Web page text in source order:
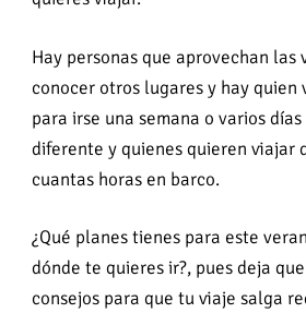
Hay personas que aprovechan las
conocer otros lugares y hay quien
para irse una semana o varios
diferente y quienes quieren viajar
cuantas horas en barco.
¿Qué planes tienes para este
dónde te quieres ir?, pues deja
consejos para que tu viaje salga